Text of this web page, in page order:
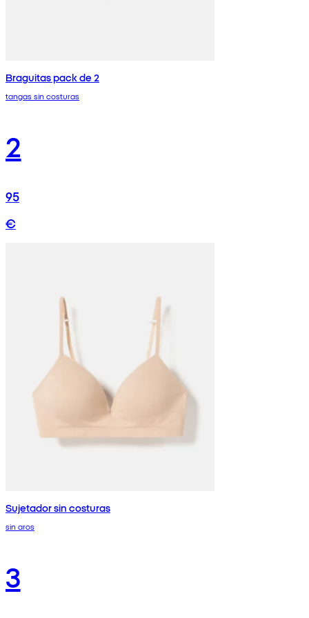
Braguitas pack de 2
tangas sin costuras
2
95
€
Sujetador sin costuras
sin aros
3